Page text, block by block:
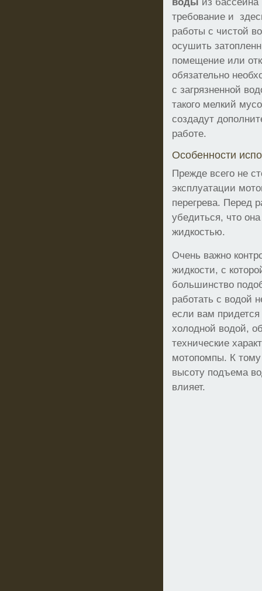
требование и
работы с чистой
осушить
помещение или
обязательно
с загрязненной
такого мелкий
создадут
работе.
Особенности
Прежде всего не
эксплуатации
перегрева. Перед
убедиться, что
жидкостью.
Очень важно
жидкости, с
большинство
работать с водой
если вам придется
холодной водой,
технические
мотопомпы. К тому
высоту подъема
влияет.